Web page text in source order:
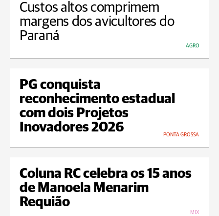
Custos altos comprimem
margens dos avicultores do
Paraná
AGRO
PG conquista
reconhecimento estadual
com dois Projetos
Inovadores 2026
PONTA GROSSA
Coluna RC celebra os 15 anos
de Manoela Menarim
Requião
MIX